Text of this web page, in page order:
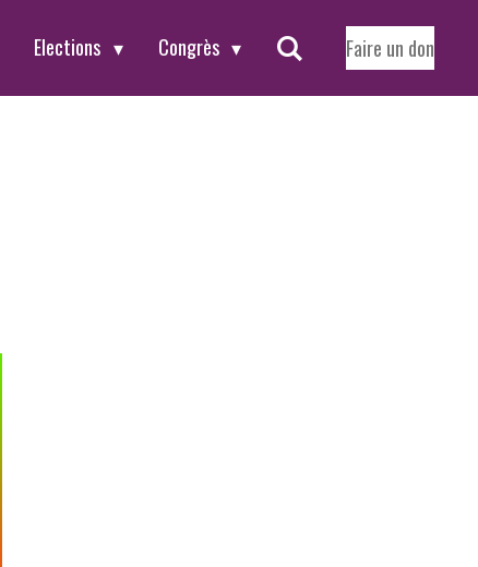
Elections Congrès Faire un don